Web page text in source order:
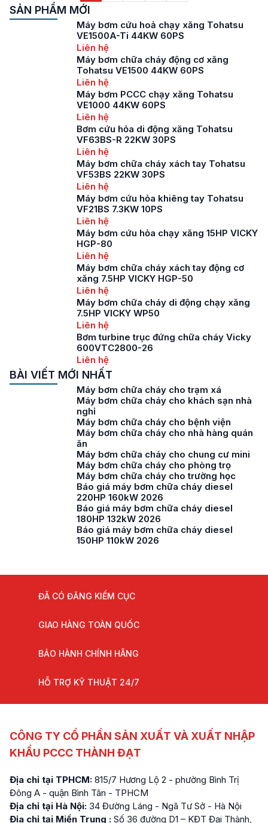
đề phòng cháy chữa
cháy ở Trà Vinh đang
cao và chú trọng. Do
Trà Vinh là một tỉnh
nên […]
SẢN PHẨM MỚI
Máy bơm cứu hoả chạy xăng Tohatsu
VE1500A-Ti 44KW 60PS
Liên hệ
Máy bơm chữa cháy động cơ xăng
Tohatsu VE1500 44KW 60PS
Liên hệ
Máy bơm PCCC chạy xăng Tohatsu
VE1000 44KW 60PS
Liên hệ
Bơm cứu hỏa di động xăng Tohatsu
VF63BS-R 22KW 30PS
Liên hệ
Máy bơm chữa cháy xách tay Tohatsu
VF53BS 22KW 30PS
Liên hệ
Máy bơm cứu hỏa khiêng tay Tohatsu
VF21BS 7.3KW 10PS
Liên hệ
Máy bơm cứu hỏa chạy xăng 15HP VICKY
HGP-80
Liên hệ
Máy bơm chữa cháy xách tay động cơ
xăng 7.5HP VICKY HGP-50
Liên hệ
Máy bơm chữa cháy di động chạy xăng
7.5HP VICKY WP50
Liên hệ
Bơm turbine trục đứng chữa cháy Vicky
600VTC2800-26
Liên hệ
BÀI VIẾT MỚI NHẤT
Máy bơm chữa cháy cho trạm xá
Máy bơm chữa cháy cho khách sạn nhà
nghỉ
Máy bơm chữa cháy cho bệnh viện
Máy bơm chữa cháy cho nhà hàng quán
ăn
Máy bơm chữa cháy cho chung cư mini
Máy bơm chữa cháy cho phòng trọ
Máy bơm chữa cháy cho trường học
Báo giá máy bơm chữa cháy diesel
220HP 160kW 2026
Báo giá máy bơm chữa cháy diesel
180HP 132kW 2026
Báo giá máy bơm chữa cháy diesel
150HP 110kW 2026
ĐÃ CÓ ĐĂNG KIỂM CỤC
GIAO HÀNG TOÀN QUỐC
BẢO HÀNH CHÍNH HÃNG
HỖ TRỢ KỸ THUẬT 24/7
CÔNG TY CỔ PHẦN SẢN XUẤT VÀ XUẤT NHẬP
KHẨU PCCC THÀNH ĐẠT
Địa chỉ tại TPHCM: 815/7 Hương Lộ 2 - phường Bình Trị
Đông A - quận Bình Tân - TPHCM
Địa chỉ tại Hà Nội: 34 Đường Láng - Ngã Tư Sở - Hà Nội
Địa chỉ tại Miền Trung : Số 36 đường D1 – KĐT Đại Thành,